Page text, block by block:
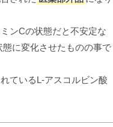
ンCの状態だと不安定な
に変化させたものの事で
ているL-アスコルビン酸